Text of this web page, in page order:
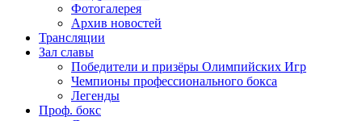
Фотогалерея
Архив новостей
Трансляции
Зал славы
Победители и призёры Олимпийских Игр
Чемпионы профессионального бокса
Легенды
Проф. бокс